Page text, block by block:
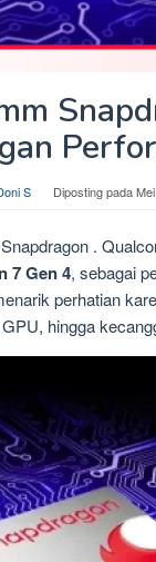
S Diposting pada
.
7 Gen 4, sebagai
perhatian
hingga